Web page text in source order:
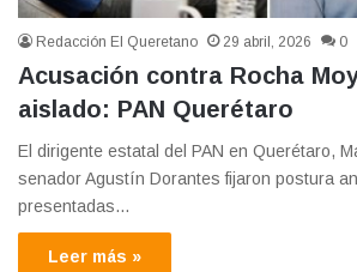
Redacción El Queretano 29 abril, 2026 0
Acusación contra Rocha
aislado: PAN Querétaro
El dirigente estatal del PAN en Querétaro,
senador Agustín Dorantes fijaron postura
presentadas…
Leer más »